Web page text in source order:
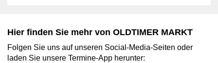
Hier finden Sie mehr von OLDTIMER MARKT
Folgen Sie uns auf unseren Social-Media-Seiten oder
laden Sie unsere Termine-App herunter: